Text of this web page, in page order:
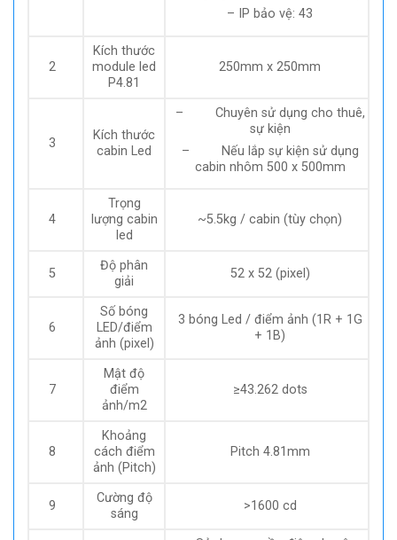
– IP bảo vệ: 43
2
Kích thước
module led
P4.81
250mm x 250mm
3
Kích thước
cabin Led
– Chuyên sử dụng cho thuê,
sự kiện
– Nếu lắp sự kiện sử dụng
cabin nhôm 500 x 500mm
4
Trọng
lượng cabin
led
~5.5kg / cabin (tùy chọn)
5
Độ phân
giải
52 x 52 (pixel)
6
Số bóng
LED/điểm
ảnh (pixel)
3 bóng Led / điểm ảnh (1R + 1G
+ 1B)
7
Mật độ
điểm
ảnh/m2
≥43.262 dots
8
Khoảng
cách điểm
ảnh (Pitch)
Pitch 4.81mm
9
Cường độ
sáng
>1600 cd